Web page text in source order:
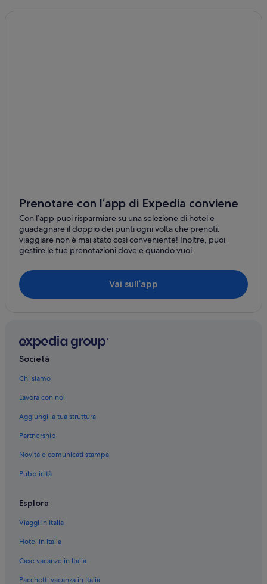
Prenotare con l’app di Expedia conviene
Con l’app puoi risparmiare su una selezione di hotel e
guadagnare il doppio dei punti ogni volta che prenoti:
viaggiare non è mai stato così conveniente! Inoltre, puoi
gestire le tue prenotazioni dove e quando vuoi.
Vai sull’app
Società
Chi siamo
Lavora con noi
Aggiungi la tua struttura
Partnership
Novità e comunicati stampa
Pubblicità
Esplora
Viaggi in Italia
Hotel in Italia
Case vacanze in Italia
Pacchetti vacanza in Italia